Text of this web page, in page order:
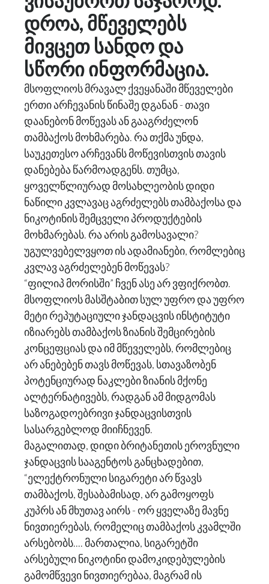
დროა, მწეველებს
მივცეთ სანდო და
სწორი ინფორმაცია.
მსოფლიოს მრავალ ქვეყანაში მწეველები
ერთი არჩევანის წინაშე დგანან - თავი
დაანებონ მოწევას ან გააგრძელონ
თამბაქოს მოხმარება. რა თქმა უნდა,
საუკეთესო არჩევანს მოწევისთვის თავის
დანებება წარმოადგენს. თუმცა,
ყოველწლიურად მოსახლეობის დიდი
ნაწილი კვლავაც აგრძელებს თამბაქოსა და
ნიკოტინის შემცველი პროდუქტების
მოხმარებას. რა არის გამოსავალი?
უგულვებელვყოთ ის ადამიანები, რომლებიც
კვლავ აგრძელებენ მოწევას?
“ფილიპ მორისში” ჩვენ ასე არ ვფიქრობთ.
მსოფლიოს მასშტაბით სულ უფრო და უფრო
მეტი რეპუტაციული ჯანდაცვის ინსტიტუტი
იზიარებს თამბაქოს ზიანის შემცირების
კონცეფციას და იმ მწეველებს, რომლებიც
არ ანებებენ თავს მოწევას, სთავაზობენ
პოტენციურად ნაკლები ზიანის მქონე
ალტერნატივებს, რადგან ამ მიდგომას
საზოგადოებრივი ჯანდაცვისთვის
სასარგებლოდ მიიჩნევენ.
მაგალითად, დიდი ბრიტანეთის ეროვნული
ჯანდაცვის სააგენტოს განცხადებით,
“ელექტრონული სიგარეტი არ წვავს
თამბაქოს, შესაბამისად, არ გამოყოფს
კუპრს ან მხუთავ აირს - ორ ყველაზე მავნე
ნივთიერებას, რომელიც თამბაქოს კვამლში
არსებობს.... მართალია, სიგარეტში
არსებული ნიკოტინი დამოკიდებულების
გამომწვევი ნივთიერებაა, მაგრამ ის